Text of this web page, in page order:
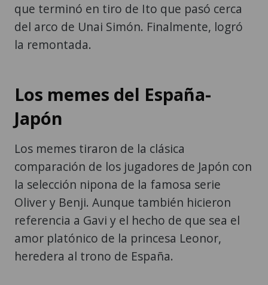
que terminó en tiro de Ito que pasó cerca
del arco de Unai Simón. Finalmente, logró
la remontada.
Los memes del España-
Japón
Los memes tiraron de la clásica
comparación de los jugadores de Japón con
la selección nipona de la famosa serie
Oliver y Benji. Aunque también hicieron
referencia a Gavi y el hecho de que sea el
amor platónico de la princesa Leonor,
heredera al trono de España.